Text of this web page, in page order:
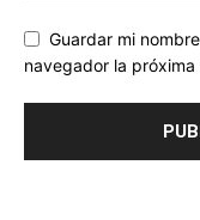
Guardar mi
navegador la